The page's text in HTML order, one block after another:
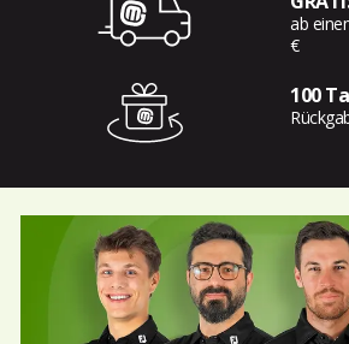
ab
€
100